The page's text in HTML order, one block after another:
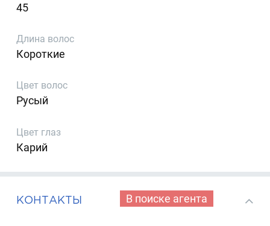
45
Длина волос
Короткие
Цвет волос
Русый
Цвет глаз
Карий
КОНТАКТЫ В поиске агента